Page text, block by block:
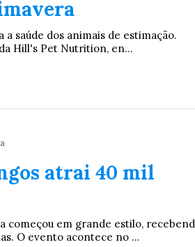
saúde dos animais de estimação.
Hill's Pet Nutrition, en...
atrai 40 mil
começou em grande estilo,
O evento acontece no ...